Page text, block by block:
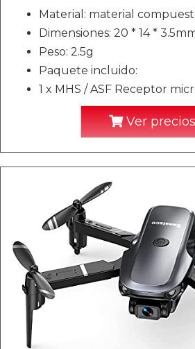
Material: material
Dimensiones: 20 * 14 *
Peso: 2.5g
Paquete incluido:
1 x MHS / ASF Receptor
Ver